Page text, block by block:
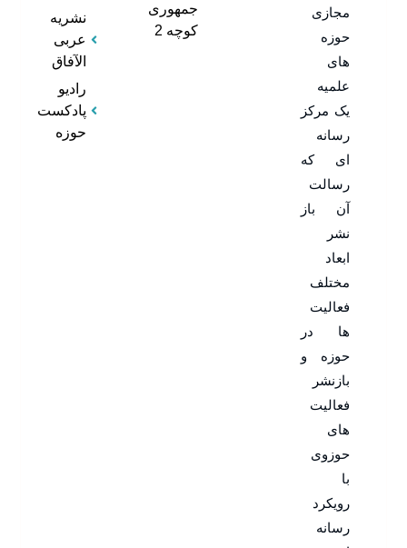
مجازی
حوزه
های
علمیه
یک مرکز
رسانه
ای که
رسالت
آن باز
نشر
ابعاد
مختلف
فعالیت
ها در
حوزه و
بازنشر
فعالیت
های
حوزوی
با
رویکرد
رسانه
جمهوری
کوچه 2
نشریه
عربی
الآفاق
رادیو
پادکست
حوزه